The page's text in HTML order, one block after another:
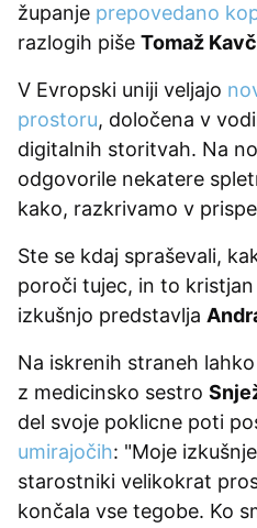
županje prepovedano
razlogih piše Tomaž
V Evropski uniji veljajo
prostoru, določena v
digitalnih storitvah. Na
odgovorile nekatere
kako, razkrivamo v
Ste se kdaj spraševali,
poroči tujec, in to
izkušnjo predstavlja
Na iskrenih straneh
z medicinsko sestro
del svoje poklicne poti
umirajočih: "Moje
starostniki velikokrat
končala vse tegobe. Ko